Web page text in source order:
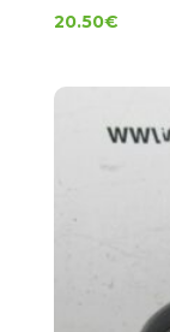
20.50€